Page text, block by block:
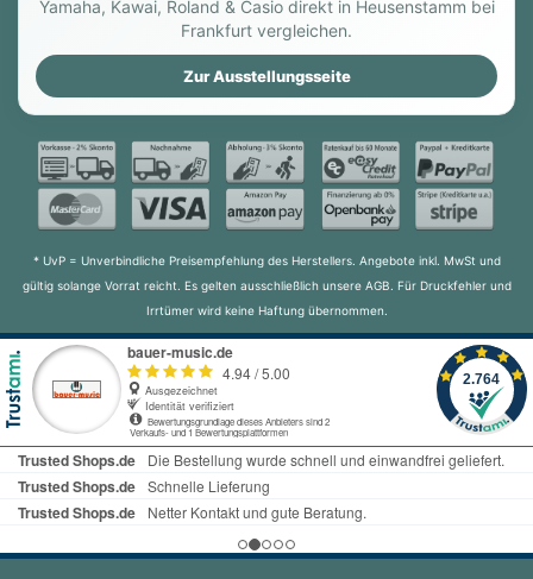
Yamaha, Kawai, Roland & Casio direkt in Heusenstamm bei
Frankfurt vergleichen.
Zur Ausstellungsseite
* UvP = Unverbindliche Preisempfehlung des Herstellers. Angebote inkl. MwSt und
gültig solange Vorrat reicht. Es gelten ausschließlich unsere AGB. Für Druckfehler und
Irrtümer wird keine Haftung übernommen.